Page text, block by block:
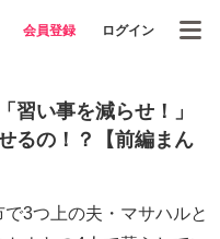
会員登録 ログイン
習い事を減らせ！」
るの！？【前編まん
3つ上の夫・マサハルと